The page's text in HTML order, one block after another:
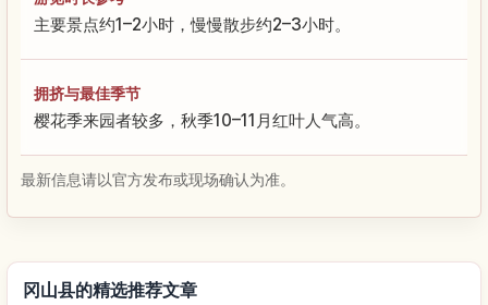
主要景点约1–2小时，慢慢散步约2–3小时。
拥挤与最佳季节
樱花季来园者较多，秋季10–11月红叶人气高。
最新信息请以官方发布或现场确认为准。
冈山县的精选推荐文章